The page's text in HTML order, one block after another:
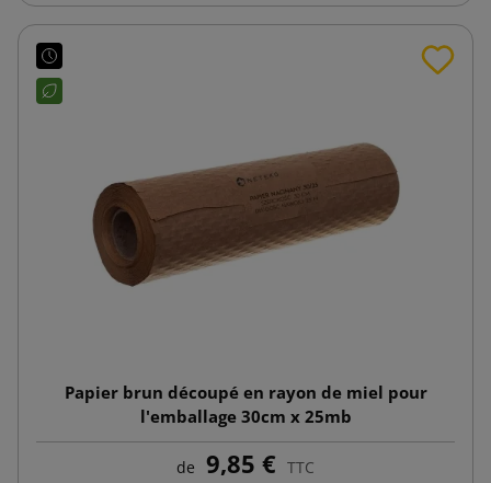
Papier brun découpé en rayon de miel pour
l'emballage 30cm x 25mb
de 9,85 € TTC